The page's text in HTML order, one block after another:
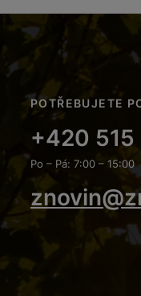
POTŘEBUJETE
+420
Po – Pá: 7:00 – 15:00